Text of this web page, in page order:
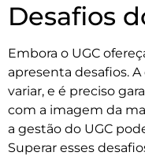
Desafios
Embora o UGC
apresenta desafios.
variar, e é preciso
com a imagem da
a gestão do UGC
Superar esses